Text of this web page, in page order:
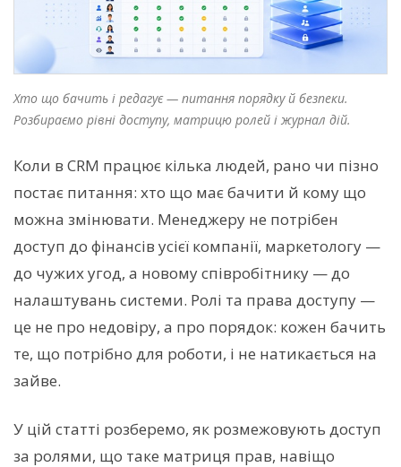
Хто що бачить і редагує — питання порядку й безпеки.
Розбираємо рівні доступу, матрицю ролей і журнал дій.
Коли в CRM працює кілька людей, рано чи пізно
постає питання: хто що має бачити й кому що
можна змінювати. Менеджеру не потрібен
доступ до фінансів усієї компанії, маркетологу —
до чужих угод, а новому співробітнику — до
налаштувань системи. Ролі та права доступу —
це не про недовіру, а про порядок: кожен бачить
те, що потрібно для роботи, і не натикається на
зайве.
У цій статті розберемо, як розмежовують доступ
за ролями, що таке матриця прав, навіщо